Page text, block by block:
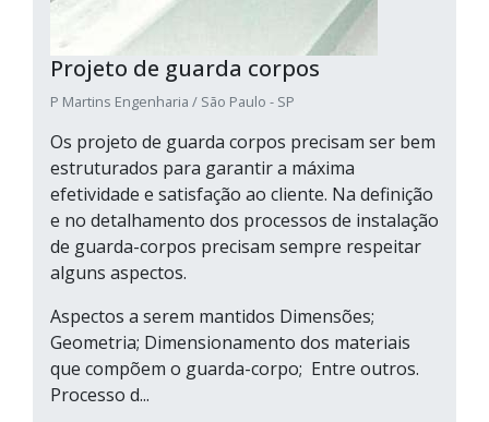
Projeto de guarda corpos
P Martins Engenharia / São Paulo - SP
Os projeto de guarda corpos precisam ser bem
estruturados para garantir a máxima
efetividade e satisfação ao cliente. Na definição
e no detalhamento dos processos de instalação
de guarda-corpos precisam sempre respeitar
alguns aspectos.
Aspectos a serem mantidos Dimensões;
Geometria; Dimensionamento dos materiais
que compõem o guarda-corpo; Entre outros.
Processo d...